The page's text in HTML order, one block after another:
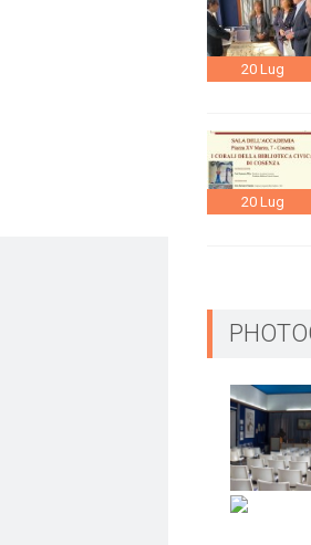
20 Lug
20 Lug